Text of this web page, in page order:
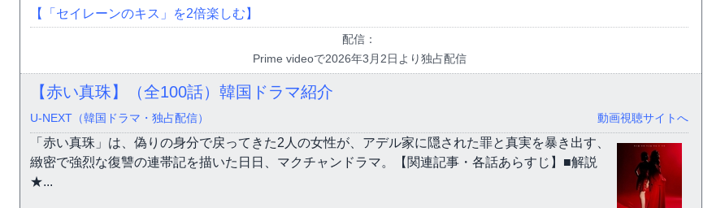
【「セイレーンのキス」を2倍楽しむ】
配信：
Prime videoで2026年3月2日より独占配信
【赤い真珠】（全100話）韓国ドラマ紹介
U-NEXT（韓国ドラマ・独占配信） 動画視聴サイトへ
「赤い真珠」は、偽りの身分で戻ってきた2人の女性が、アデル家に隠された罪と真実を暴き出す、
緻密で強烈な復讐の連帯記を描いた日日、マクチャンドラマ。【関連記事・各話あらすじ】■解説
★...